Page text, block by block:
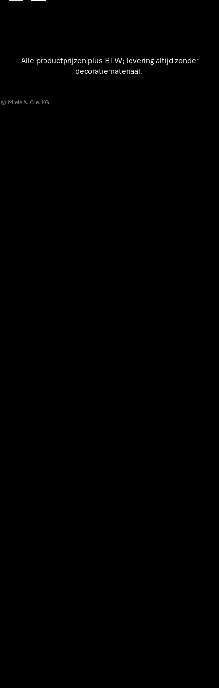
Alle productprijzen plus BTW; levering altijd zonder
decoratiemateriaal.
© Miele & Cie. KG.